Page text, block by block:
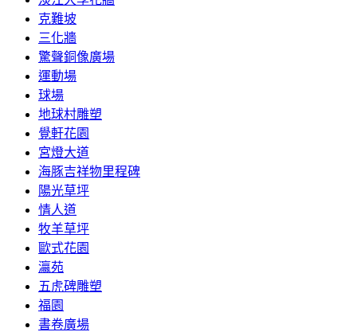
克難坡
三化牆
驚聲銅像廣場
運動場
球場
地球村雕塑
覺軒花園
宮燈大道
海豚吉祥物里程碑
陽光草坪
情人道
牧羊草坪
歐式花園
瀛苑
五虎碑雕塑
福園
書卷廣場